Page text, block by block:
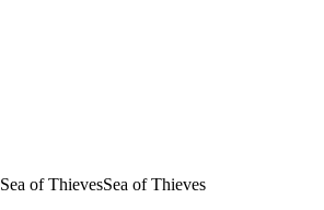
Sea of ThievesSea of Thieves